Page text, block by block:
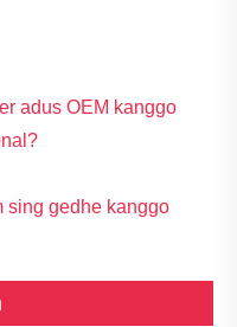
adus OEM kanggo
sing gedhe kanggo